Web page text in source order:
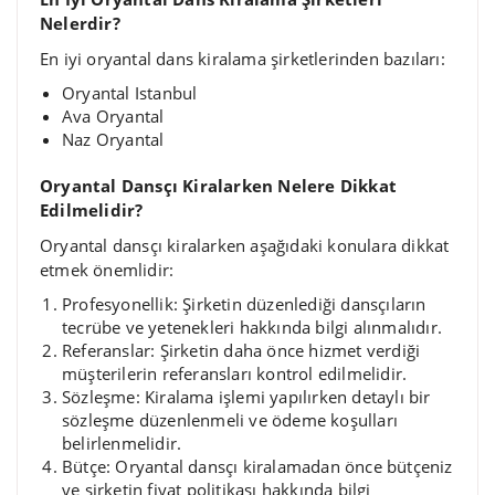
Nelerdir?
En iyi oryantal dans kiralama şirketlerinden bazıları:
Oryantal Istanbul
Ava Oryantal
Naz Oryantal
Oryantal Dansçı Kiralarken Nelere Dikkat
Edilmelidir?
Oryantal dansçı kiralarken aşağıdaki konulara dikkat
etmek önemlidir:
Profesyonellik: Şirketin düzenlediği dansçıların
tecrübe ve yetenekleri hakkında bilgi alınmalıdır.
Referanslar: Şirketin daha önce hizmet verdiği
müşterilerin referansları kontrol edilmelidir.
Sözleşme: Kiralama işlemi yapılırken detaylı bir
sözleşme düzenlenmeli ve ödeme koşulları
belirlenmelidir.
Bütçe: Oryantal dansçı kiralamadan önce bütçeniz
ve şirketin fiyat politikası hakkında bilgi